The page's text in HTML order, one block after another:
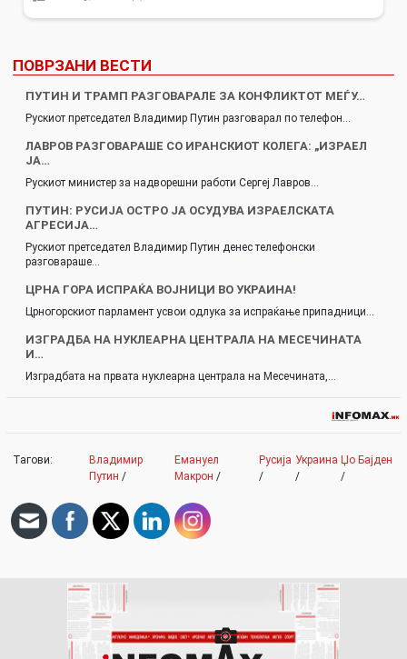
ПОВРЗАНИ ВЕСТИ
ПУТИН И ТРАМП РАЗГОВАРАЛЕ ЗА КОНФЛИКТОТ МЕЃУ…
Рускиот претседател Владимир Путин разговарал по телефон…
ЛАВРОВ РАЗГОВАРАШЕ СО ИРАНСКИОТ КОЛЕГА: „ИЗРАЕЛ
ЈА…
Рускиот министер за надворешни работи Сергеј Лавров…
ПУТИН: РУСИЈА ОСТРО ЈА ОСУДУВА ИЗРАЕЛСКАТА
АГРЕСИЈА…
Рускиот претседател Владимир Путин денес телефонски
разговараше…
ЦРНА ГОРА ИСПРАЌА ВОЈНИЦИ ВО УКРАИНА!
Црногорскиот парламент усвои одлука за испраќање припадници…
ИЗГРАДБА НА НУКЛЕАРНА ЦЕНТРАЛА НА МЕСЕЧИНАТА
И…
Изградбата на првата нуклеарна централа на Месечината,…
Тагови:
Владимир
Путин /
Емануел
Макрон /
Русија
/
Украина
/
Џо Бајден
/